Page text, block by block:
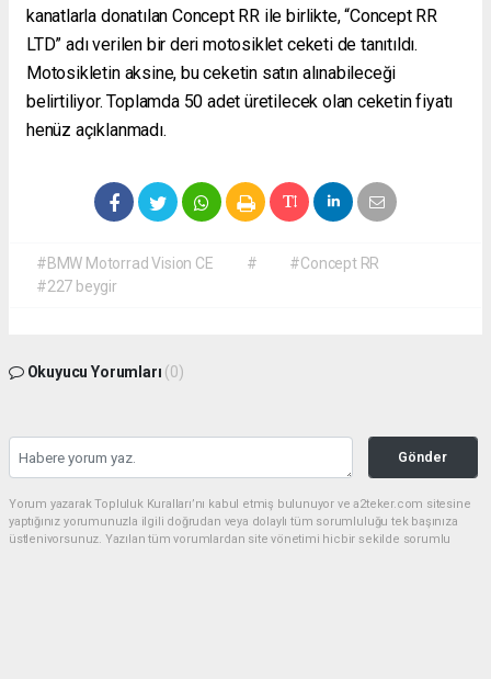
kanatlarla donatılan Concept RR ile birlikte, “Concept RR
LTD” adı verilen bir deri motosiklet ceketi de tanıtıldı.
Motosikletin aksine, bu ceketin satın alınabileceği
belirtiliyor. Toplamda 50 adet üretilecek olan ceketin fiyatı
henüz açıklanmadı.
#BMW Motorrad Vision CE #
#Concept RR
#227 beygir
Okuyucu Yorumları (0)
Gönder
Yorum yazarak Topluluk Kuralları’nı kabul etmiş bulunuyor ve a2teker.com sitesine
yaptığınız yorumunuzla ilgili doğrudan veya dolaylı tüm sorumluluğu tek başınıza
üstleniyorsunuz. Yazılan tüm yorumlardan site yönetimi hiçbir şekilde sorumlu